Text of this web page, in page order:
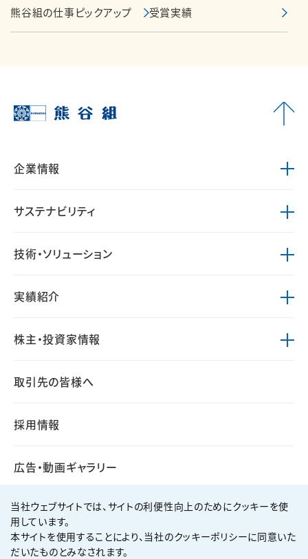
熊谷組の仕事ピックアップ 受賞実績
企業情報
サステナビリティ
技術・ソリューション
実績紹介
株主・投資家情報
取引先の皆様へ
採用情報
広告・動画ギャラリー
個人情報保護方針
サイト利用規約
サイトマップ
当社ウェブサイトでは、サイトの利便性向上のためにクッキーを使
用しています。
本サイトを使用することにより、当社のクッキーポリシーに同意いた
だいたものとみなされます。